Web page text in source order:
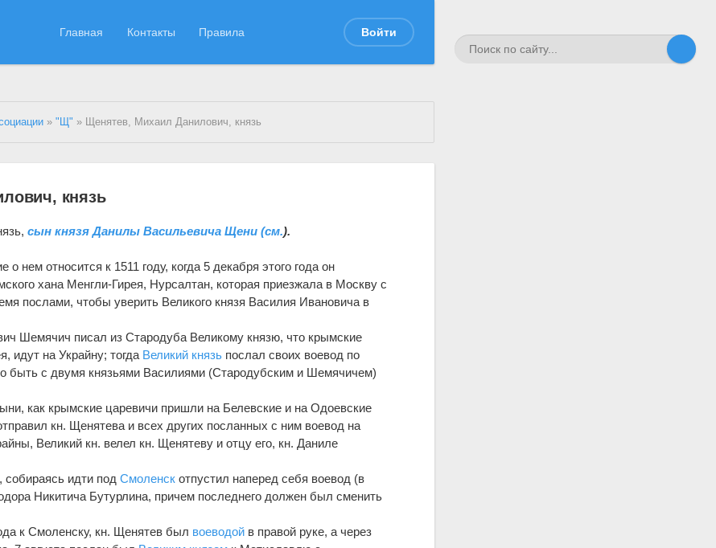
Главная Контакты Правила Войти
»"Щ" » Щенятев, Михаил Данилович, князь
князь
сын князя Данилы Васильевича Щени (см.).
о нем относится к 1511 году, когда 5 декабря этого года он
хана Менгли-Гирея, Нурсалтан, которая приезжала в Москву с
послами, чтобы уверить Великого князя Василия Ивановича в
Шемячич писал из Стародуба Великому князю, что крымские
идут на Украйну; тогда Великий князь послал своих воевод по
быть с двумя князьями Василиями (Стародубским и Шемячичем)
как крымские царевичи пришли на Белевские и на Одоевские
кн. Щенятева и всех других посланных с ним воевод на
Великий кн. велел кн. Щенятеву и отцу его, кн. Даниле
, собираясь идти подСмоленск отпустил наперед себя воевод (в
Никитича Бутурлина, причем последнего должен был сменить
к Смоленску, кн. Щенятев был воеводой в правой руке, а через